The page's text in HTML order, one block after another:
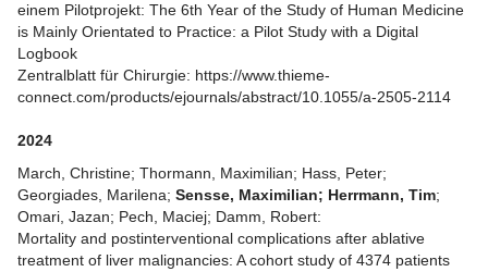
einem Pilotprojekt: The 6th Year of the Study of Human Medicine
is Mainly Orientated to Practice: a Pilot Study with a Digital
Logbook
Zentralblatt für Chirurgie: https://www.thieme-
connect.com/products/ejournals/abstract/10.1055/a-2505-2114
2024
March, Christine; Thormann, Maximilian; Hass, Peter;
Georgiades, Marilena; Sensse, Maximilian; Herrmann, Tim;
Omari, Jazan; Pech, Maciej; Damm, Robert:
Mortality and postinterventional complications after ablative
treatment of liver malignancies: A cohort study of 4374 patients